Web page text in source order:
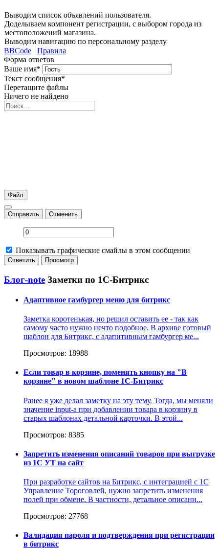
Выводим список объявлений пользователя.
Доделываем компонент регистрации, с выбором города из
местоположений магазина.
Выводим навигацию по персональному разделу
BBCode
Правила
Форма ответов
Ваше имя*
Текст сообщения*
Перетащите файлы
Ничего не найдено
Файл
Отправить Отменить
Показывать графические смайлы в этом сообщении
Блог-note Заметки по 1С-Битрикс
Адаптивное гамбургер меню для битрикс
Заметка коротенькая, но решил оставить ее - так как
самому часто нужно нечто подобное. В архиве готовый
шаблон для Битрикс, с адапитивным гамбургер ме...
Просмотров: 18988
Если товар в корзине, поменять кнопку на "В
корзине" в новом шаблоне 1С-Битрикс
Ранее я уже делал заметку на эту тему. Тогда, мы меняли
значение input-а при добавлении товара в корзину в
старых шаблонах детальной карточки. В этой...
Просмотров: 8385
Запретить изменения описаний товаров при выгрузке
из 1С УТ на сайт
При разработке сайтов на Битрикс, с интеграцией с 1С
Управление Тороговлей, нужно запретить изменения
полей при обмене. В частности, детальное описани...
Просмотров: 27768
Валидация пароля и подтверждения при регистрации
в битрикс